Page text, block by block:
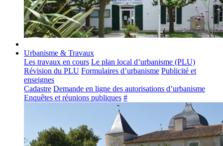
Urbanisme & Travaux
Les travaux en cours Le plan local d’urbanisme (PLU)
Révision du PLU Formulaires d’urbanisme Publicité et
enseignes
Cadastre Demande en ligne des autorisations d’urbanisme
Enquêtes et réunions publiques #